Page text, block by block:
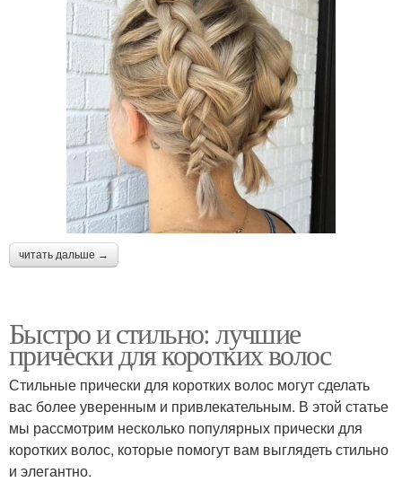
читать дальше →
Быстро и стильно: лучшие
прически для коротких волос
Стильные прически для коротких волос могут сделать
вас более уверенным и привлекательным. В этой статье
мы рассмотрим несколько популярных прически для
коротких волос, которые помогут вам выглядеть стильно
и элегантно.